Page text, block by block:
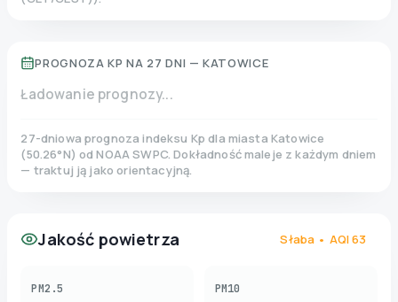
PROGNOZA KP NA 27 DNI — KATOWICE
Ładowanie prognozy...
27-dniowa prognoza indeksu Kp dla miasta Katowice
(50.26°N)od NOAA SWPC. Dokładność maleje z każdym dniem
— traktuj ją jako orientacyjną.
Jakość powietrza Słaba • AQI63
PM2.5 PM10